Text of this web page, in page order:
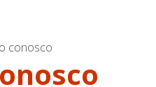
conosco